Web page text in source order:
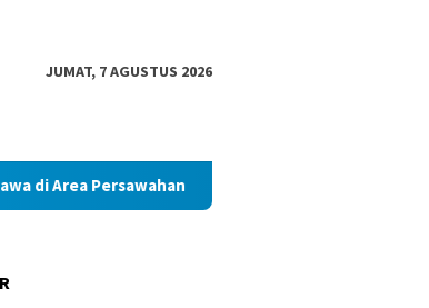
JUMAT, 7 AGUSTUS 2026
Diduga Palsukan Ijazah SMKN di